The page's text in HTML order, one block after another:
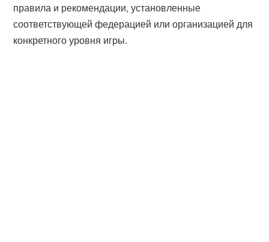
правила и рекомендации, установленные
соответствующей федерацией или организацией для
конкретного уровня игры.